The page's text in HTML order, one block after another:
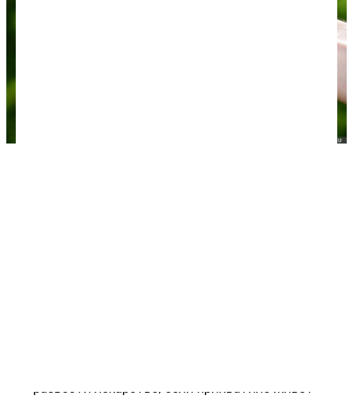
— развести лекарство, если прихватило живот